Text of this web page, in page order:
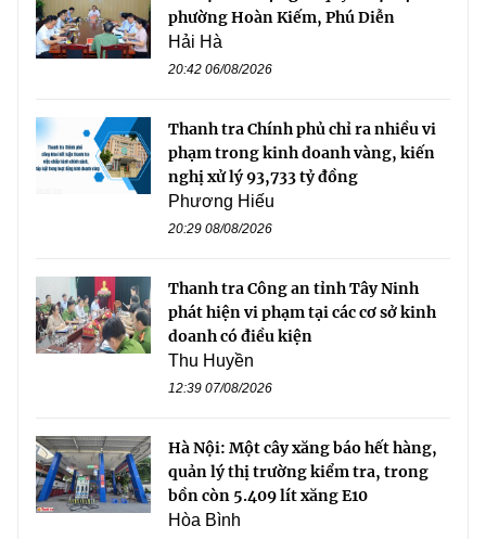
phường Hoàn Kiếm, Phú Diễn
Hải Hà
20:42 06/08/2026
Thanh tra Chính phủ chỉ ra nhiều vi
phạm trong kinh doanh vàng, kiến
nghị xử lý 93,733 tỷ đồng
Phương Hiếu
20:29 08/08/2026
Thanh tra Công an tỉnh Tây Ninh
phát hiện vi phạm tại các cơ sở kinh
doanh có điều kiện
Thu Huyền
12:39 07/08/2026
Hà Nội: Một cây xăng báo hết hàng,
quản lý thị trường kiểm tra, trong
bồn còn 5.409 lít xăng E10
Hòa Bình